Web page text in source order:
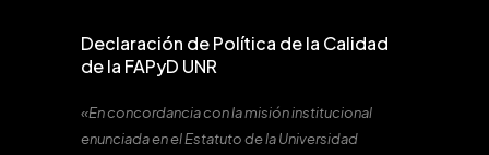
Declaración de Política de la Calidad
de la FAPyD UNR
«En concordancia con la misión institucional
enunciada en el Estatuto de la Universidad